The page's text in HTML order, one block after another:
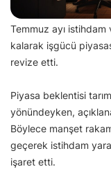
Temmuz ayı
kalarak işgücü
revize etti.
Piyasa beklentisi
yönündeyken,
Böylece manşet
geçerek istihdam
işaret etti.